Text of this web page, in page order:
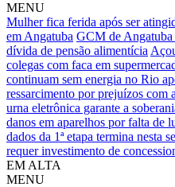
MENU
Mulher fica ferida após ser
em Angatuba GCM de Angatuba
dívida de pensão alimentícia
colegas com faca em
continuam sem energia no Rio
ressarcimento por prejuízos com
urna eletrônica garante a
danos em aparelhos por falta de
dados da 1ª etapa termina nesta
requer investimento de
EM ALTA
MENU